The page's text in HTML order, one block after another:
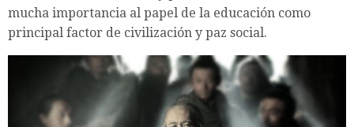
mucha importancia al papel de la educación como
principal factor de civilización y paz social.